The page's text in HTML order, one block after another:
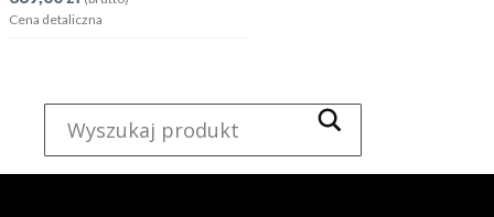
Cena detaliczna